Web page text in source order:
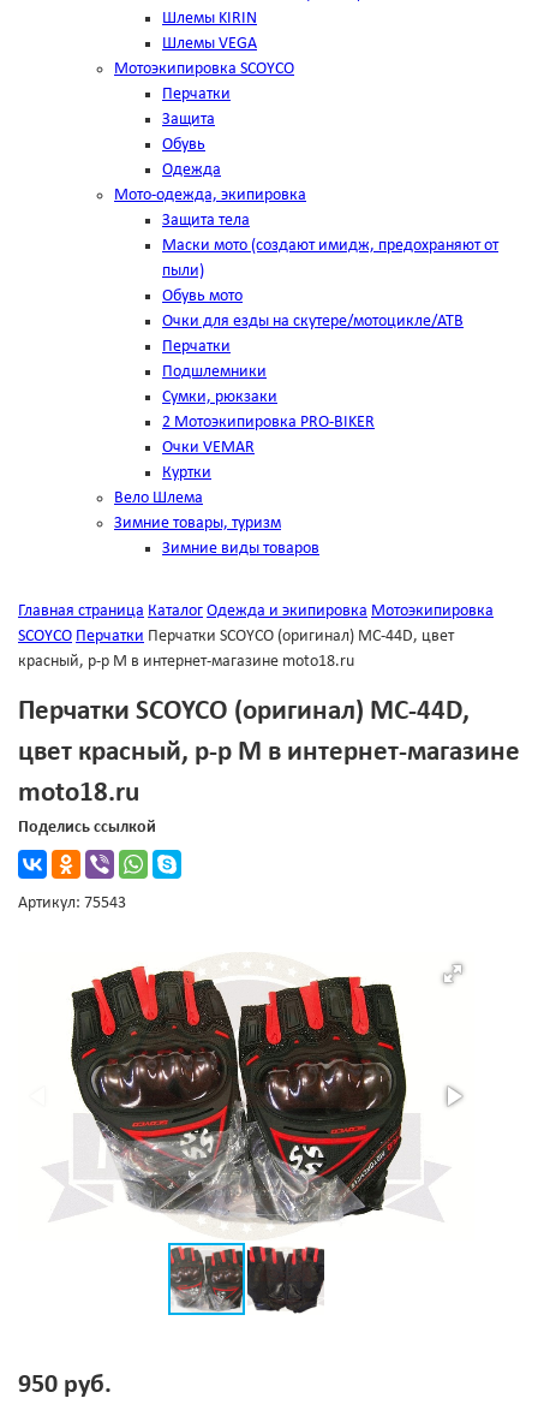
Шлемы KIRIN
Шлемы VEGA
Мотоэкипировка SCOYCO
Перчатки
Защита
Обувь
Одежда
Мото-одежда, экипировка
Защита тела
Маски мото (создают имидж, предохраняют от
пыли)
Обувь мото
Очки для езды на скутере/мотоцикле/АТВ
Перчатки
Подшлемники
Сумки, рюкзаки
2 Мотоэкипировка PRO-BIKER
Очки VEMAR
Куртки
Вело Шлема
Зимние товары, туризм
Зимние виды товаров
Главная страница Каталог Одежда и экипировка Мотоэкипировка
SCOYCO Перчатки Перчатки SCOYCO (оригинал) МС-44D, цвет
красный, р-р M в интернет-магазине moto18.ru
Перчатки SCOYCO (оригинал) МС-44D,
цвет красный, р-р M в интернет-магазине
moto18.ru
Поделись ссылкой
Артикул: 75543
950 руб.